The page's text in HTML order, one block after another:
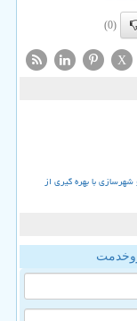
(0)
X
شهرسازی با بهره گیری از